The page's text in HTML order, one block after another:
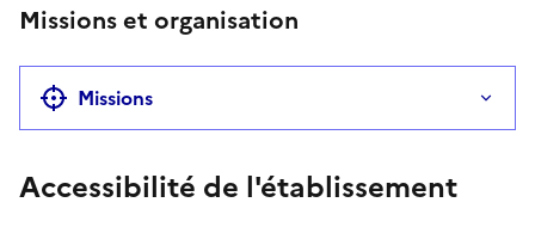
Missions et organisation
Missions
Accessibilité de l'établissement